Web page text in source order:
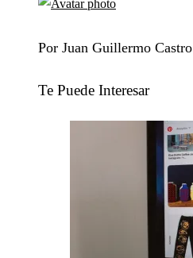
Por Juan Guillermo Castro
Te Puede Interesar